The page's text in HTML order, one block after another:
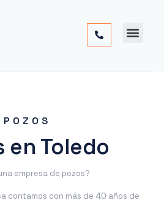
POZOS
en Toledo
empresa de pozos?
contamos con más de 40 años de